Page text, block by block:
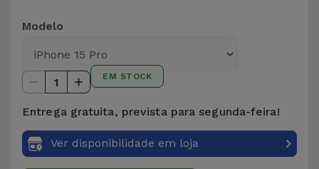
TCL
Outras
Marcas
Ver
tudo
Correntes
para
Gadgets
Higiene
e Casa
Modelo
1 EM STOCK
Entrega gratuita, prevista para segunda-feira!
Ver disponibilidade em loja